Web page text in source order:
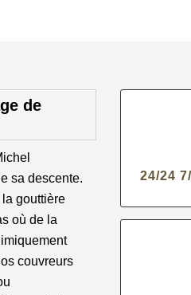
de
sa descente.
gouttière
où de la
couvreurs
24/24